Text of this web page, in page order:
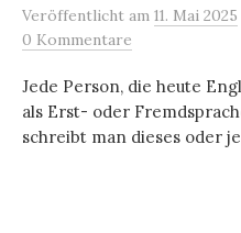
Veröffentlicht am 11. Mai 2025
0 Kommentare
Jede Person, die heute
als Erst- oder
schreibt man dieses oder